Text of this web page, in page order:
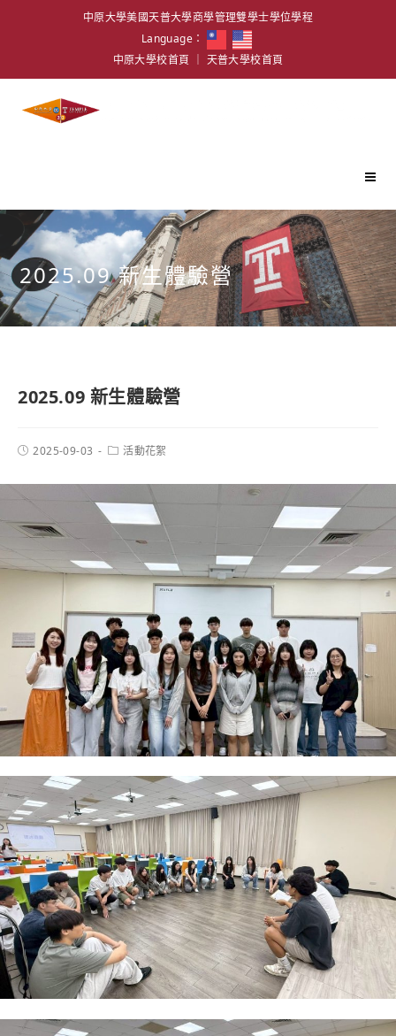
中原大學美國天普大學商學管理雙學士學位學程
Language：
中原大學校首頁
天普大學校首頁
2025.09 新生體驗營
2025.09 新生體驗營
2025-09-03 活動花絮